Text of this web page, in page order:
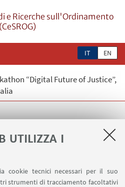
UTILIZZA I
cookie tecnici necessari per il suo
strumenti di tracciamento facoltativi
e Ricerche sull'Ordinamento
IT EN
“Digital Future of Justice”,
Future of
– Bologna,